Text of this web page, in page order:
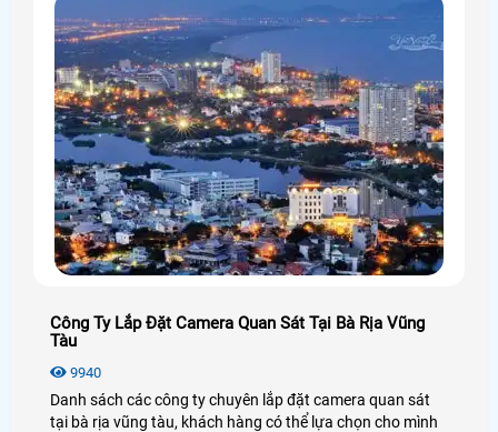
Công Ty Lắp Đặt Camera Quan Sát Tại Bà Rịa Vũng
Tàu
9940
Danh sách các công ty chuyên lắp đặt camera quan sát
tại bà rịa vũng tàu, khách hàng có thể lựa chọn cho mình